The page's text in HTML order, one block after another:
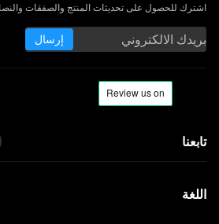
اشترك للحصول على تحديثات المنتج والصفقات
إرسال
تابعنا
اللغة